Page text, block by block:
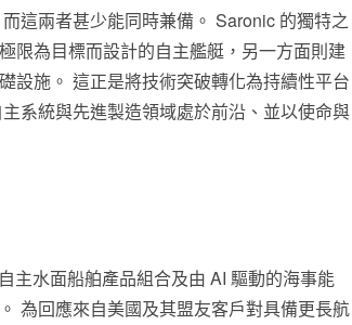
這兩者甚少能同時兼備。 Saronic 的獨特之
限為目標而設計的自主艦艇，另一方面則建
設施。 這正是將技術突破轉化為持續性平台
系統與先進製造領域處於前沿、並以使命與
主水面船舶產品組合及由 AI 驅動的海事能
為回應來自美國及其盟友客戶對具備更長航